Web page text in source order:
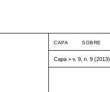
CAPA SOBRE
Capa > v. 9, n. 9 (2013)